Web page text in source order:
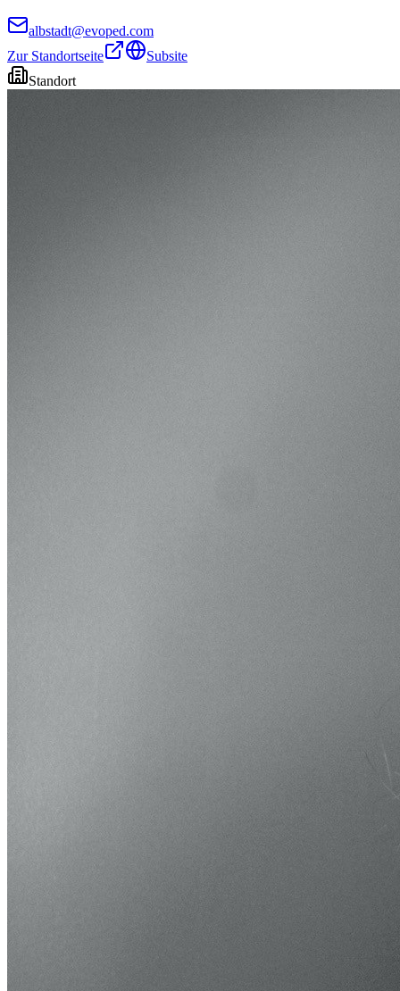
albstadt@evoped.com
Zur Standortseite
Subsite
Standort